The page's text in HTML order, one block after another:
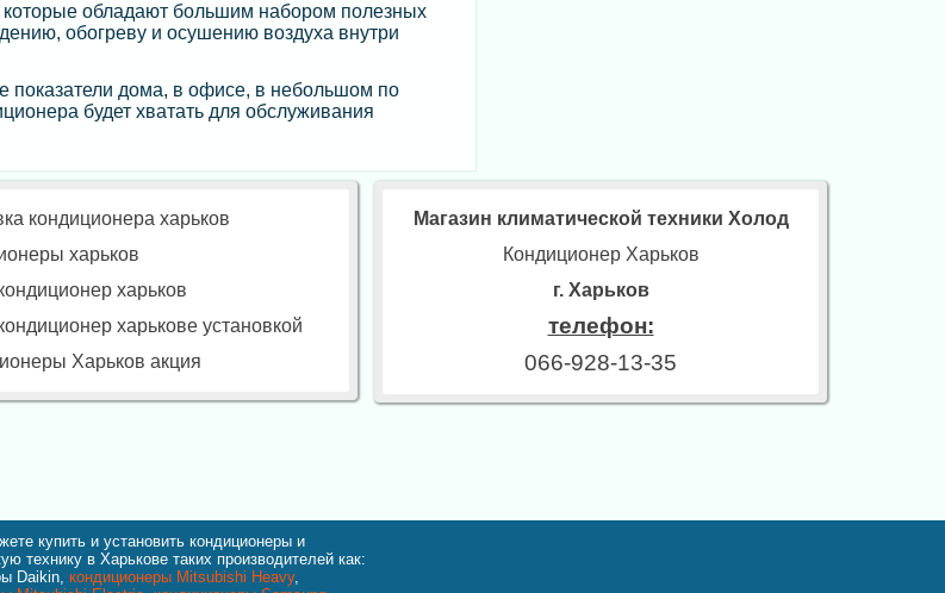
которые обладают большим набором полезных
обогреву и осушению воздуха внутри
показатели дома, в офисе, в небольшом по
будет хватать для обслуживания
кондиционера харьков
харьков
харьков
харькове установкой
Харьков акция
Магазин климатической техники Холод
Кондиционер Харьков
г. Харьков
телефон:
066-928-13-35
купить и установить кондиционеры и
технику в Харькове таких производителей как:
Daikin, кондиционеры Mitsubishi Heavy,